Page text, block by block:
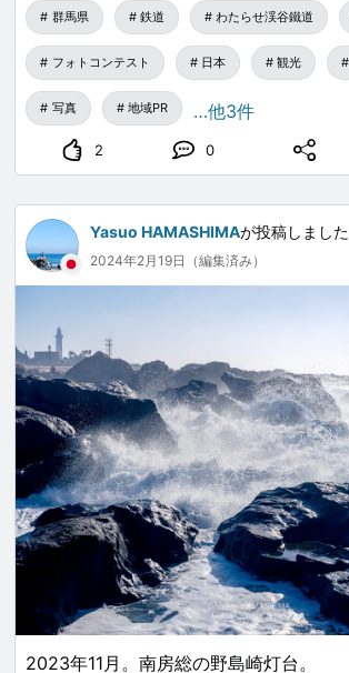
群馬県 鉄道 わたらせ渓谷鐵道
フォトコンテスト 日本 観光
写真 地域PR …他3件
2 0
Yasuo HAMASHIMAが投稿しました
2024年2月19日（編集済み）
2023年11月。南房総の野島崎灯台。